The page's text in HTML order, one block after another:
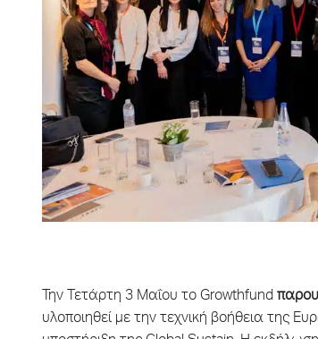
Την Τετάρτη 3 Μαΐου το Growthfund
υλοποιηθεί με την τεχνική βοήθεια της